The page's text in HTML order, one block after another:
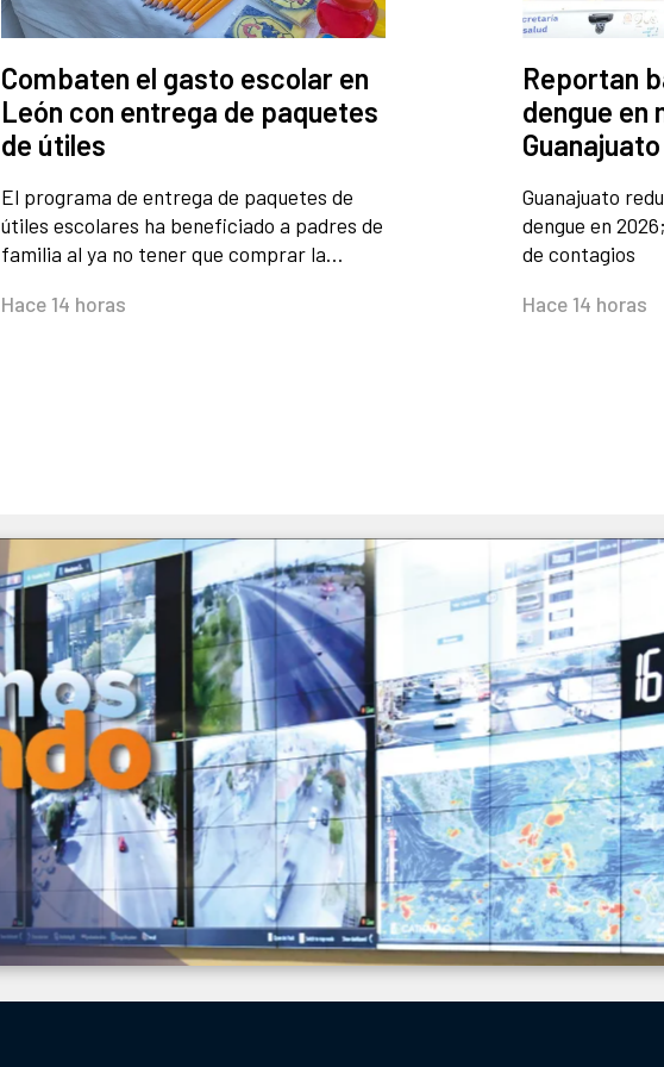
Combaten el gasto escolar en
León con entrega de paquetes
de útiles
El programa de entrega de paquetes de
útiles escolares ha beneficiado a padres de
familia al ya no tener que comprar la…
Hace 14 horas
Reportan
dengue en
Guanajuato
Guanajuato
dengue en
de contagios
Hace 14 horas